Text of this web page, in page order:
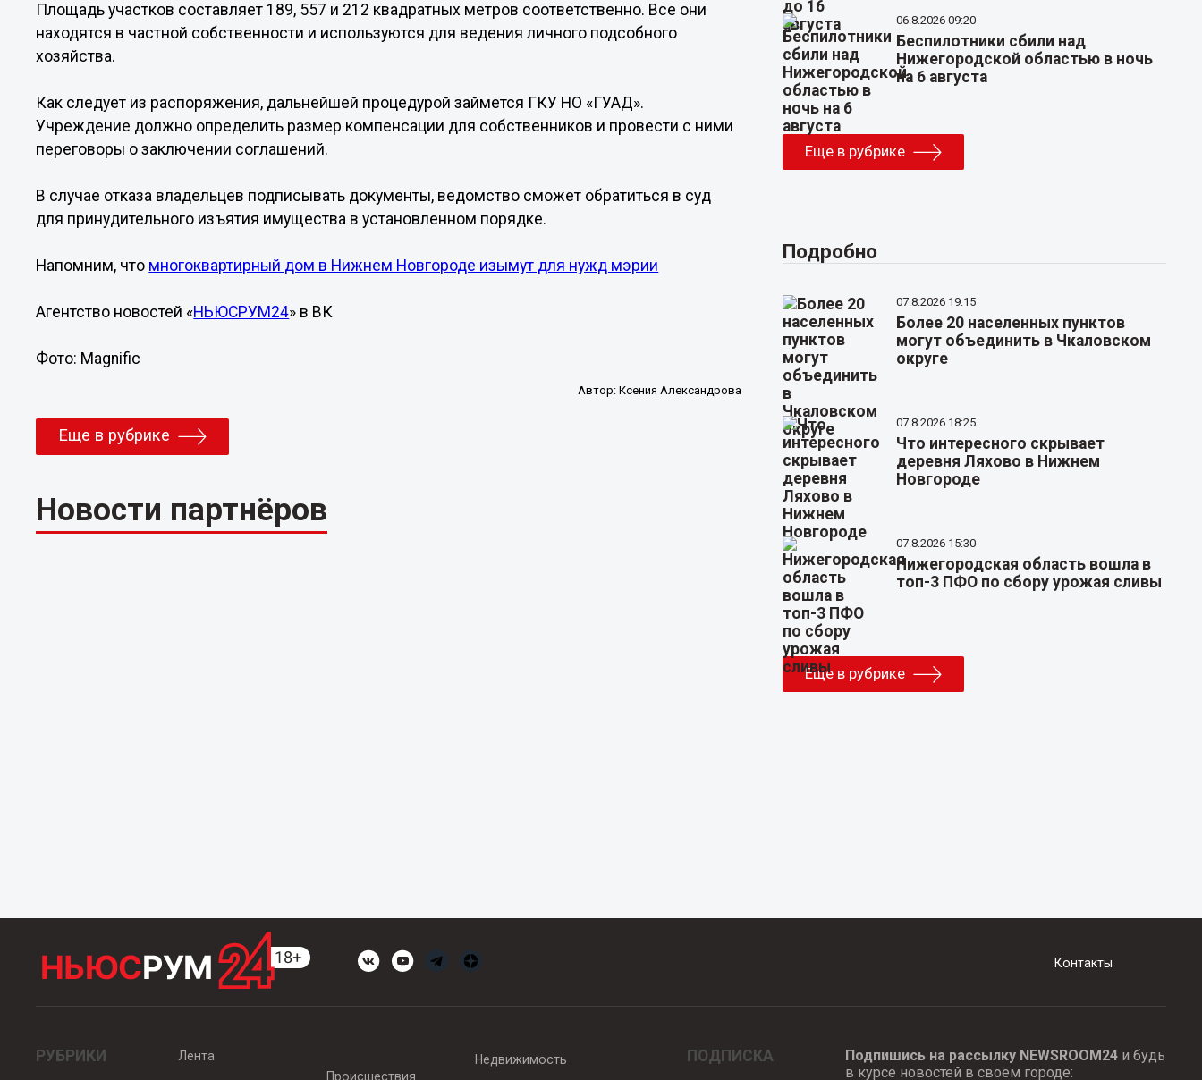
Площадь участков составляет 189, 557 и 212 квадратных метров соответственно. Все они
находятся в частной собственности и используются для ведения личного подсобного
хозяйства.
Как следует из распоряжения, дальнейшей процедурой займется ГКУ НО «ГУАД».
Учреждение должно определить размер компенсации для собственников и провести с ними
переговоры о заключении соглашений.
В случае отказа владельцев подписывать документы, ведомство сможет обратиться в суд
для принудительного изъятия имущества в установленном порядке.
Напомним, что многоквартирный дом в Нижнем Новгороде изымут для нужд мэрии
Агентство новостей «НЬЮСРУМ24» в ВК
Фото: Magnific
Автор: Ксения Александрова
Еще в рубрике
Новости партнёров
06.8.2026 09:20
Беспилотники сбили над
Нижегородской областью в ночь
на 6 августа
Еще в рубрике
Подробно
07.8.2026 19:15
Более 20 населенных пунктов
могут объединить в Чкаловском
округе
07.8.2026 18:25
Что интересного скрывает
деревня Ляхово в Нижнем
Новгороде
07.8.2026 15:30
Нижегородская область вошла в
топ-3 ПФО по сбору урожая сливы
Еще в рубрике
Контакты
РУБРИКИ
Лента
Происшествия
Недвижимость ПОДПИСКА Подпишись на рассылку NEWSROOM24и будь
в курсе новостей в своём городе: